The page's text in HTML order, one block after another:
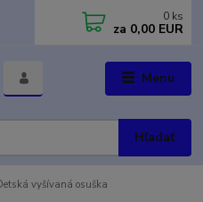
Menu
Hľadať
0 ks
za 0,00 EUR
vyšívaná osuška